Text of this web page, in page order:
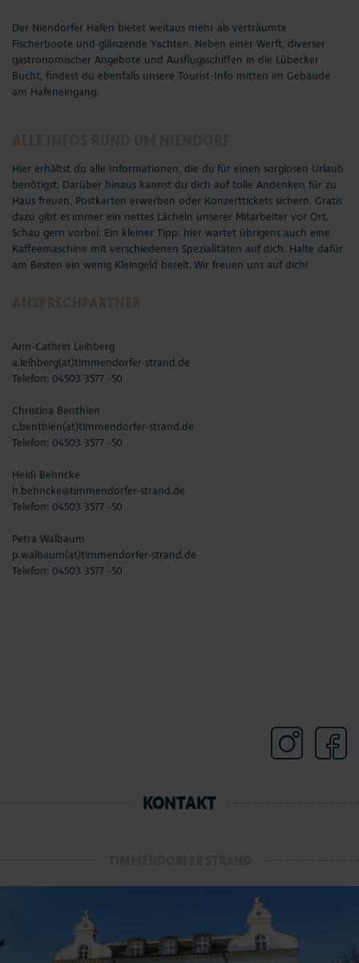
Veranstaltungen
Urlaub mit Hund
Strand
Entdecken & Erleben
Aktuelles
FAQs
Kontakt
Teilnahmebedingungen
Der Niendorfer Hafen bietet weitaus mehr als verträumte
Fischerboote und glänzende Yachten. Neben einer Werft, diverser
gastronomischer Angebote und Ausflugsschiffen in die Lübecker
Bucht, findest du ebenfalls unsere Tourist-Info mitten im Gebäude
am Hafeneingang.
Hier erhältst du alle Informationen, die du für einen sorglosen Urlaub
benötigst. Darüber hinaus kannst du dich auf tolle Andenken für zu
Haus freuen, Postkarten erwerben oder Konzerttickets sichern. Gratis
dazu gibt es immer ein nettes Lächeln unserer Mitarbeiter vor Ort.
Schau gern vorbei. Ein kleiner Tipp: hier wartet übrigens auch eine
Kaffeemaschine mit verschiedenen Spezialitäten auf dich. Halte dafür
am Besten ein wenig Kleingeld bereit. Wir freuen uns auf dich!
Ann-Cathrin Leihberg
a.leihberg(at)timmendorfer-strand.de
Telefon: 04503 3577 -50
Christina Benthien
c.benthien(at)timmendorfer-strand.de
Telefon: 04503 3577 -50
Heidi Behncke
h.behncke@timmendorfer-strand.de
Telefon: 04503 3577 -50
Petra Walbaum
p.walbaum(at)timmendorfer-strand.de
Telefon: 04503 3577 -50
KONTAKT